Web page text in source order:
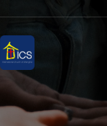
i
p